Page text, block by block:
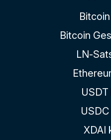
Bitcoin
LN-
XDAI